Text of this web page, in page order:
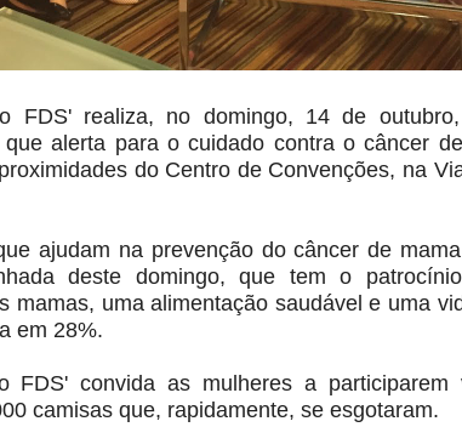
FDS' realiza, no domingo, 14 de
alerta para o cuidado contra o câncer
do Centro de Convenções, na
ajudam na prevenção do câncer de
deste domingo, que tem o
mamas, uma alimentação saudável e uma
em 28%.
FDS' convida as mulheres a participarem
camisas que, rapidamente, se esgotaram.